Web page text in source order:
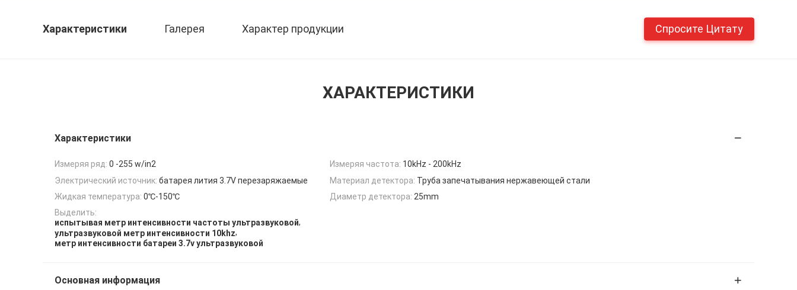
Характеристики Галерея Характер продукции Спросите Цитату
ХАРАКТЕРИСТИКИ
Характеристики
Измеряя ряд: 0 -255 w/in2 Измеряя частота: 10kHz - 200kHz
Электрический источник: батарея лития 3.7V перезаряжаемые Материал детектора: Труба запечатывания нержавеющей стали
Жидкая температура: 0℃-150℃ Диаметр детектора: 25mm
Выделить:
испытывая метр интенсивности частоты ультразвуковой,
ультразвуковой метр интенсивности 10khz,
метр интенсивности батареи 3.7v ультразвуковой
Основная информация